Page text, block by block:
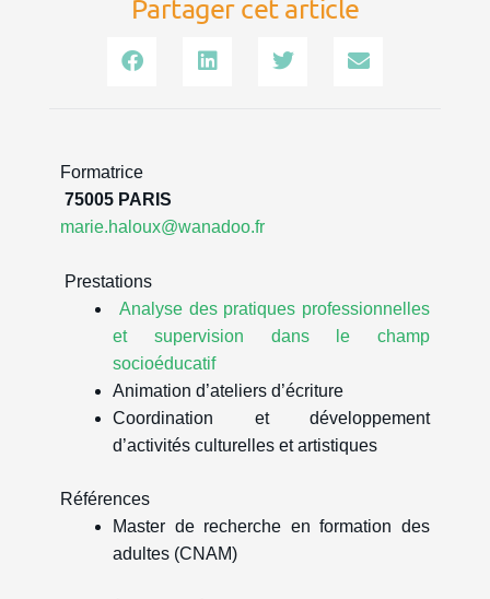
Partager cet article
Formatrice
75005 PARIS
marie.haloux@wanadoo.fr
Prestations
Analyse des pratiques professionnelles
et supervision dans le champ
socioéducatif
Animation d’ateliers d’écriture
Coordination et développement
d’activités culturelles et artistiques
Références
Master de recherche en formation des
adultes (CNAM)